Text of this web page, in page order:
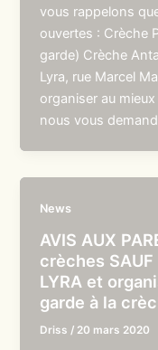
vous rappelons
ouvertes : Crèche
garde) Crèche
Lyra, rue Marcel
organiser au
nous vous
News
AVIS AUX
crèches SAUF
LYRA et
garde à la
Driss / 20 mars 2020